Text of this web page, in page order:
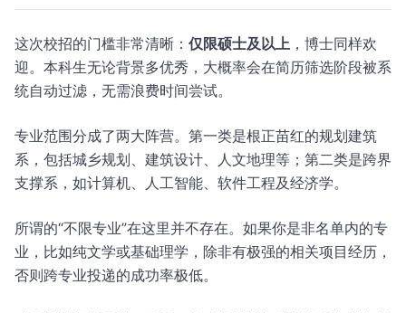
这次校招的门槛非常清晰： 仅限硕士及以上 ，博士同样欢
迎。本科生无论背景多优秀，大概率会在简历筛选阶段被系
统自动过滤，无需浪费时间尝试。
专业范围分成了两大阵营。第一类是根正苗红的规划建筑
系，包括城乡规划、建筑设计、人文地理等；第二类是跨界
支撑系，如计算机、人工智能、软件工程及经济学。
所谓的“不限专业”在这里并不存在。如果你是非名单内的专
业，比如纯文学或基础理学，除非有极强的相关项目经历，
否则跨专业投递的成功率极低。